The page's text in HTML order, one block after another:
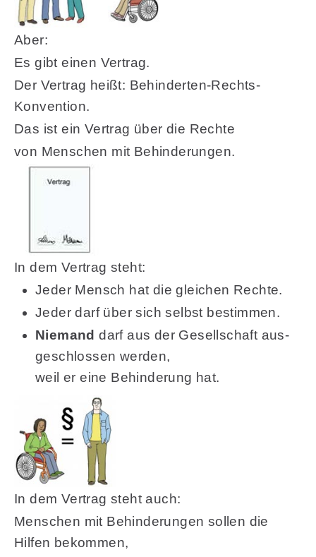
Aber:
Es gibt einen Vertrag.
Der Vertrag heißt: Behinderten-Rechts-
Konvention.
Das ist ein Vertrag über die Rechte
von Menschen mit Behinderungen.
In dem Vertrag steht:
Jeder Mensch hat die gleichen Rechte.
Jeder darf über sich selbst bestimmen.
Niemand darf aus der Gesellschaft aus-
geschlossen werden,
weil er eine Behinderung hat.
In dem Vertrag steht auch:
Menschen mit Behinderungen sollen die
Hilfen bekommen,